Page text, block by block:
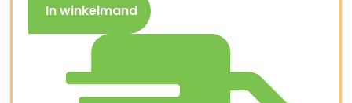
In winkelmand